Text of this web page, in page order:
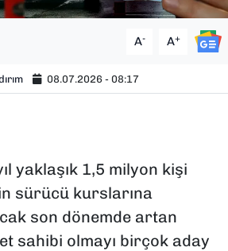
A- A+
08.07.2026 - 08:17
yaklaşık 1,5 milyon kişi
sürücü kurslarına
son dönemde artan
sahibi olmayı birçok aday